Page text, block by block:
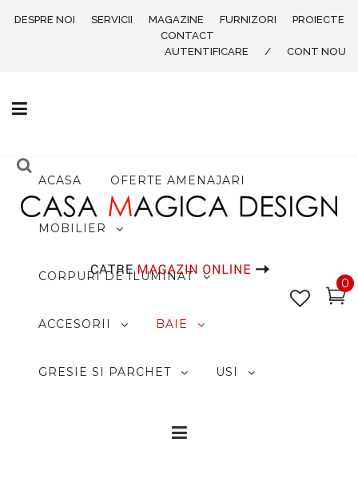
DESPRE NOI SERVICII MAGAZINE FURNIZORI
PROIECTE
CONTACT
AUTENTIFICARE
/ CONT NOU
0
ACASA OFERTE AMENAJARI
MOBILIER
CORPURI DE ILUMINAT
ACCESORII BAIE
GRESIE SI PARCHET USI